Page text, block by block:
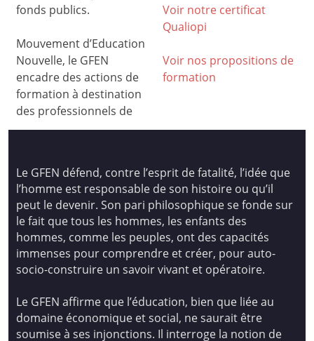
fonds publics.
Mouvement d’Education
Nouvelle, le GFEN
encadre des actions de
formation à destination
des professionnels de
Voir notre certificat
Qualiopi
Voir nos propositions de
formation
Le GFEN défend, contre l’esprit de fatalité, l’idée que
l’homme est responsable de son histoire ou qu’il
peut le devenir. Son pari philosophique se fonde sur
le fait que tous les hommes, les enfants des
hommes, comme les peuples, ont des capacités
immenses pour comprendre et créer, pour auto-
socio-construire un savoir vivant et opératoire.
Le GFEN affirme que l’éducation, bien que liée au
domaine économique et social, ne saurait être
soumise à ses injonctions. Il interroge la notion de